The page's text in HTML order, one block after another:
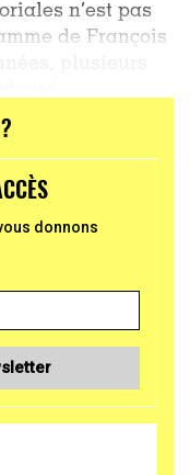
n’est pas
de François
donnons